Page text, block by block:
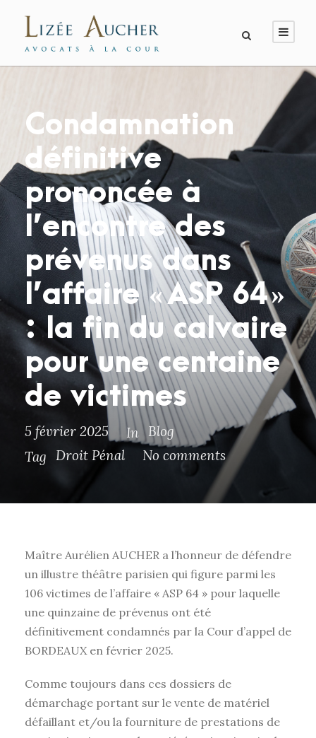
Condamnation
définitive
prononcée à
l’encontre des
prévenus dans
l’affaire « ASP 64 »
: la fin du calvaire
pour une centaine
de victimes
5 février 2025 In Blog
Tag Droit Pénal No comments
Maître Aurélien AUCHER a l’honneur de défendre
un illustre théâtre parisien qui figure parmi les
106 victimes de l’affaire « ASP 64 » pour laquelle
une quinzaine de prévenus ont été
définitivement condamnés par la Cour d’appel de
BORDEAUX en février 2025.
Comme toujours dans ces dossiers de
démarchage portant sur le vente de matériel
défaillant et/ou la fourniture de prestations de